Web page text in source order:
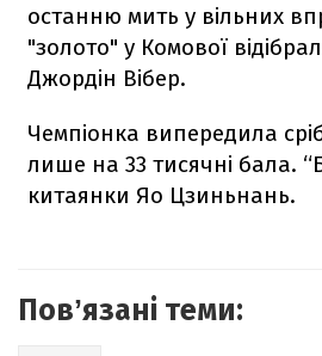
останню мить у вільних
"золото" у Комової
Джордін Вібер.
Чемпіонка випередила
лише на 33 тисячні бала.
китаянки Яо Цзиньнань.
Повʼязані теми: